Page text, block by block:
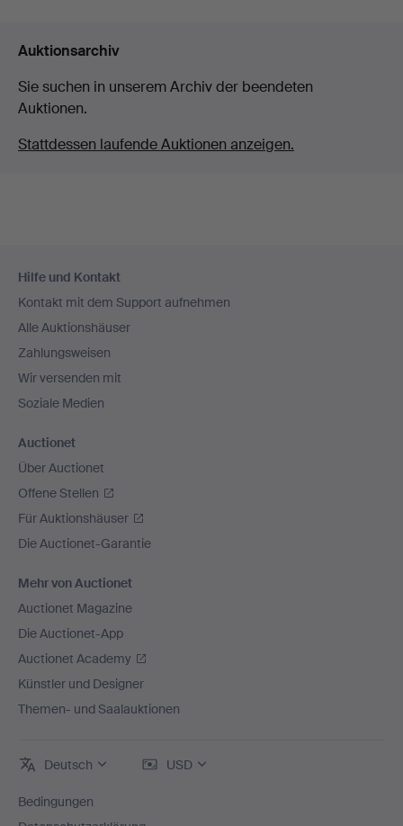
Auktionsarchiv
Sie suchen in unserem Archiv der beendeten
Auktionen.
Stattdessen laufende Auktionen anzeigen.
Navigation
Hilfe und Kontakt
Kontakt mit dem Support aufnehmen
Alle Auktionshäuser
Zahlungsweisen
Wir versenden mit
Soziale Medien
Auctionet
Über Auctionet
Offene Stellen
Für Auktionshäuser
Die Auctionet-Garantie
Mehr von Auctionet
Auctionet Magazine
Die Auctionet-App
Auctionet Academy
Künstler und Designer
Themen- und Saalauktionen
Deutsch USD
Bedingungen